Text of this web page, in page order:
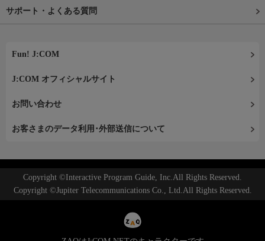
サポート・よくある質問
Fun! J:COM
J:COM オフィシャルサイト
お問い合わせ
お客さまのデータ利用･外部送信について
Copyright ©Interactive Program Guide, Inc.All Rights Reserved.
Copyright ©Jupiter Telecommunications Co., Ltd.All Rights Reserved.